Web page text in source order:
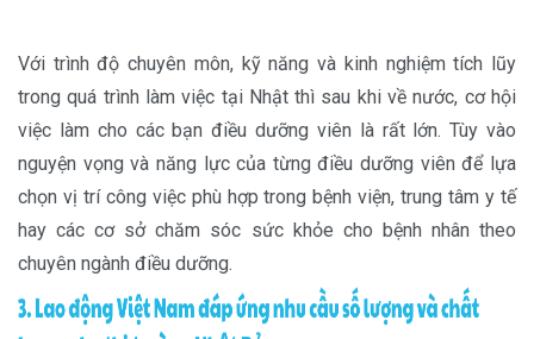
Với trình độ chuyên môn, kỹ năng và kinh nghiệm tích lũy
trong quá trình làm việc tại Nhật thì sau khi về nước, cơ hội
việc làm cho các bạn điều dưỡng viên là rất lớn. Tùy vào
nguyện vọng và năng lực của từng điều dưỡng viên để lựa
chọn vị trí công việc phù hợp trong bệnh viện, trung tâm y tế
hay các cơ sở chăm sóc sức khỏe cho bệnh nhân theo
chuyên ngành điều dưỡng.